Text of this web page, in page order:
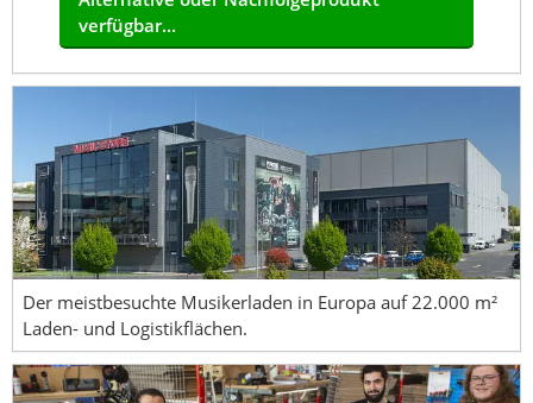
verfügbar...
Der meistbesuchte Musikerladen in Europa auf 22.000 m²
Laden- und Logistikflächen.